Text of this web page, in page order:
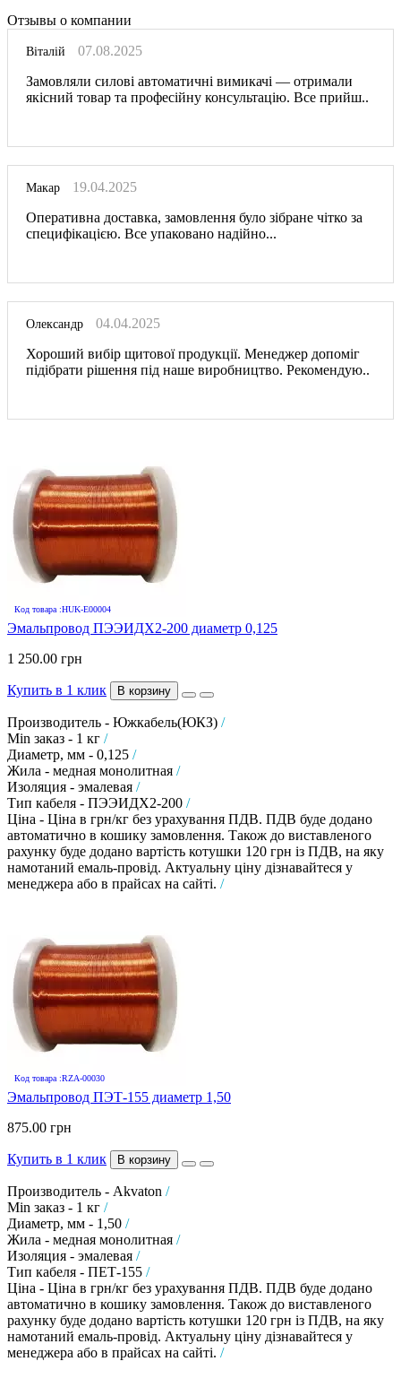
Отзывы о компании
Віталій
07.08.2025
Замовляли силові автоматичні вимикачі — отримали
якісний товар та професійну консультацію. Все прийш..
Макар
19.04.2025
Оперативна доставка, замовлення було зібране чітко за
специфікацією. Все упаковано надійно...
Олександр
04.04.2025
Хороший вибір щитової продукції. Менеджер допоміг
підібрати рішення під наше виробництво. Рекомендую..
Код товара :HUK-E00004
Эмальпровод ПЭЭИДХ2-200 диаметр 0,125
1 250.00 грн
Купить в 1 клик В корзину
Производитель - Южкабель(ЮКЗ) /
Min заказ - 1 кг /
Диаметр, мм - 0,125 /
Жила - медная монолитная /
Изоляция - эмалевая /
Тип кабеля - ПЭЭИДХ2-200 /
Ціна - Ціна в грн/кг без урахування ПДВ. ПДВ буде додано
автоматично в кошику замовлення. Також до виставленого
рахунку буде додано вартість котушки 120 грн із ПДВ, на яку
намотаний емаль-провід. Актуальну ціну дізнавайтеся у
менеджера або в прайсах на сайті. /
Код товара :RZA-00030
Эмальпровод ПЭТ-155 диаметр 1,50
875.00 грн
Купить в 1 клик В корзину
Производитель - Akvaton /
Min заказ - 1 кг /
Диаметр, мм - 1,50 /
Жила - медная монолитная /
Изоляция - эмалевая /
Тип кабеля - ПЕТ-155 /
Ціна - Ціна в грн/кг без урахування ПДВ. ПДВ буде додано
автоматично в кошику замовлення. Також до виставленого
рахунку буде додано вартість котушки 120 грн із ПДВ, на яку
намотаний емаль-провід. Актуальну ціну дізнавайтеся у
менеджера або в прайсах на сайті. /